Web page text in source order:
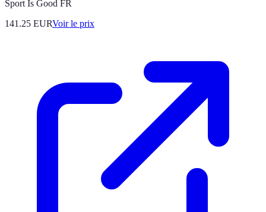
Sport Is Good FR
141.25 EURVoir le prix